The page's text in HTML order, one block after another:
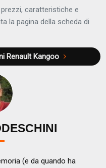
caratteristiche e
la pagina della scheda di
Renault Kangoo
(e da quando ha